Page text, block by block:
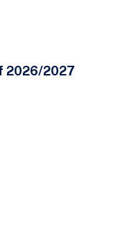
2026/2027